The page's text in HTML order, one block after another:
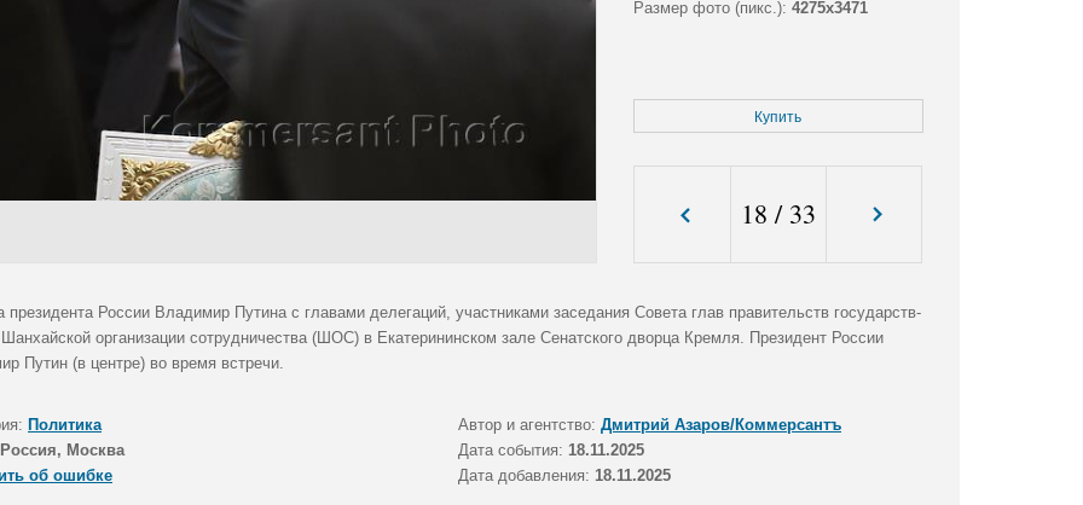
Размер фото (пикс.): 4275x3471
Купить
18 / 33
президента России Владимир Путина с главами делегаций, участниками заседания Совета глав правительств государств-
организации сотрудничества (ШОС) в Екатерининском зале Сенатского дворца Кремля. Президент России
Путин (в центре) во время встречи.
Политика Автор и агентство: Дмитрий Азаров/Коммерсантъ
Россия, Москва Дата события: 18.11.2025
об ошибке
Дата добавления: 18.11.2025